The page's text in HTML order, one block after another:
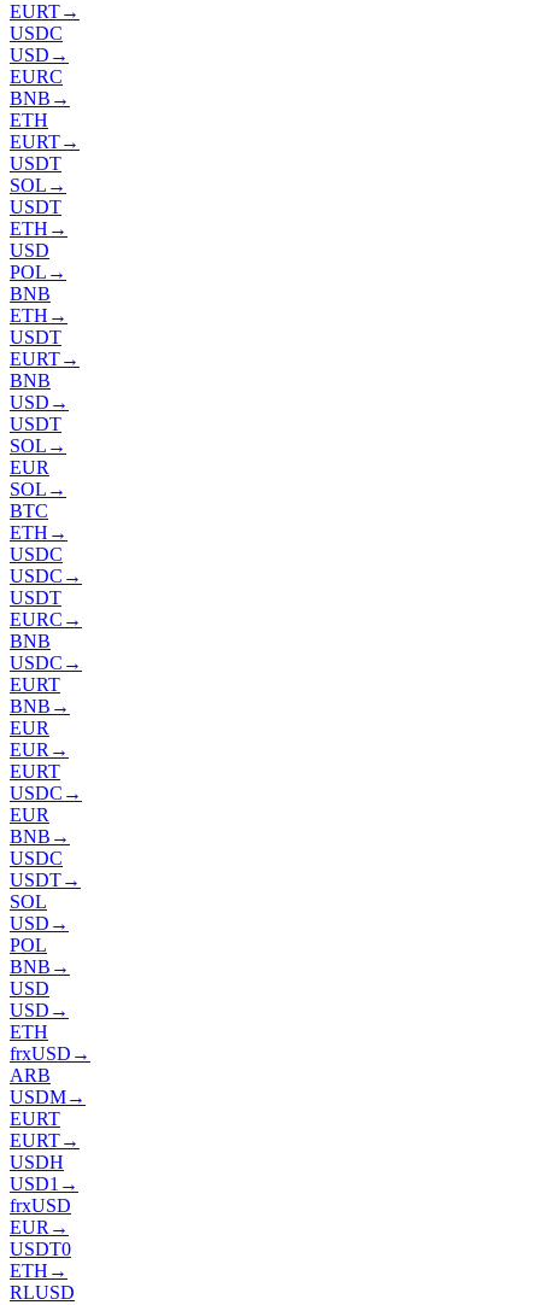
EURT→
USDC
USD →
EURC
BNB →
ETH
EURT→
USDT
SOL →
USDT
ETH →
USD
POL →
BNB
ETH →
USDT
EURT→
BNB
USD →
USDT
SOL →
EUR
SOL →
BTC
ETH →
USDC
USDC →
USDT
EURC →
BNB
USDC →
EURT
BNB →
EUR
EUR →
EURT
USDC →
EUR
BNB →
USDC
USDT→
SOL
USD →
POL
BNB →
USD
USD →
ETH
frxUSD →
ARB
USDM→
EURT
EURT→
USDH
USD1 →
frxUSD
EUR →
USDT0
ETH →
RLUSD